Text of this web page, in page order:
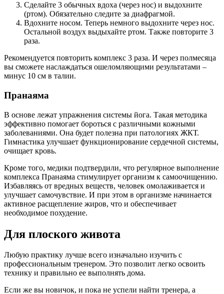
Сделайте 3 обычных вдоха (через нос) и выдохните
(ртом). Обязательно следите за диафрагмой.
Вдохните носом. Теперь немного выдохните через нос.
Остальной воздух выдыхайте ртом. Также повторите 3
раза.
Рекомендуется повторить комплекс 3 раза. И через полмесяца
вы сможете наслаждаться ошеломляющими результатами –
минус 10 см в талии.
Пранаяма
В основе лежат упражнения системы йога. Такая методика
эффективно помогает бороться с различными кожными
заболеваниями. Она будет полезна при патологиях ЖКТ.
Гимнастика улучшает функционирование сердечной системы,
очищает кровь.
Кроме того, медики подтвердили, что регулярное выполнение
комплекса Пранаяма стимулирует организм к самоочищению.
Избавляясь от вредных веществ, человек омолаживается и
улучшает самочувствие. И при этом в организме начинается
активное расщепление жиров, что и обеспечивает
необходимое похудение.
Для плоского живота
Любую практику лучше всего изначально изучить с
профессиональным тренером. Это позволит легко освоить
технику и правильно ее выполнять дома.
Если же вы новичок, и пока не успели найти тренера, а